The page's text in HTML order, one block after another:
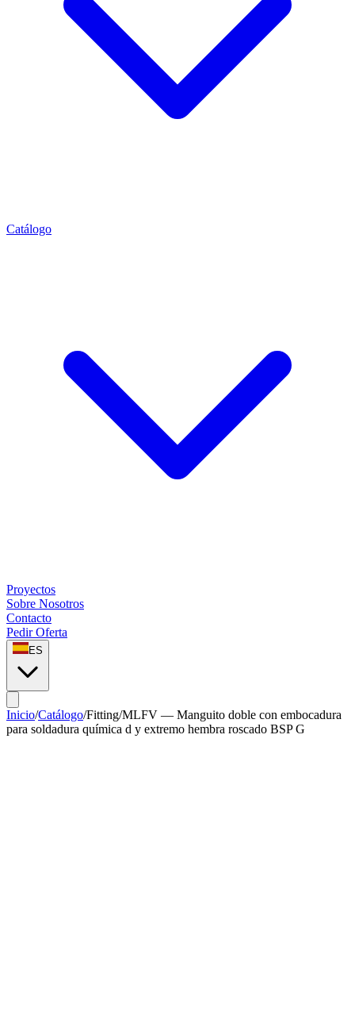
Catálogo
Proyectos
Sobre Nosotros
Contacto
Pedir Oferta
ES
Inicio/Catálogo/Fitting/MLFV — Manguito doble con embocadura
para soldadura química d y extremo hembra roscado BSP G